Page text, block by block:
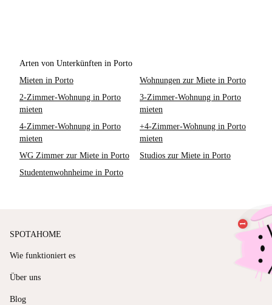
Arten von Unterkünften in Porto
Mieten in Porto
Wohnungen zur Miete in Porto
2-Zimmer-Wohnung in Porto
mieten
3-Zimmer-Wohnung in Porto
mieten
4-Zimmer-Wohnung in Porto
mieten
+4-Zimmer-Wohnung in Porto
mieten
WG Zimmer zur Miete in Porto
Studios zur Miete in Porto
Studentenwohnheime in Porto
SPOTAHOME
Wie funktioniert es
Über uns
Blog